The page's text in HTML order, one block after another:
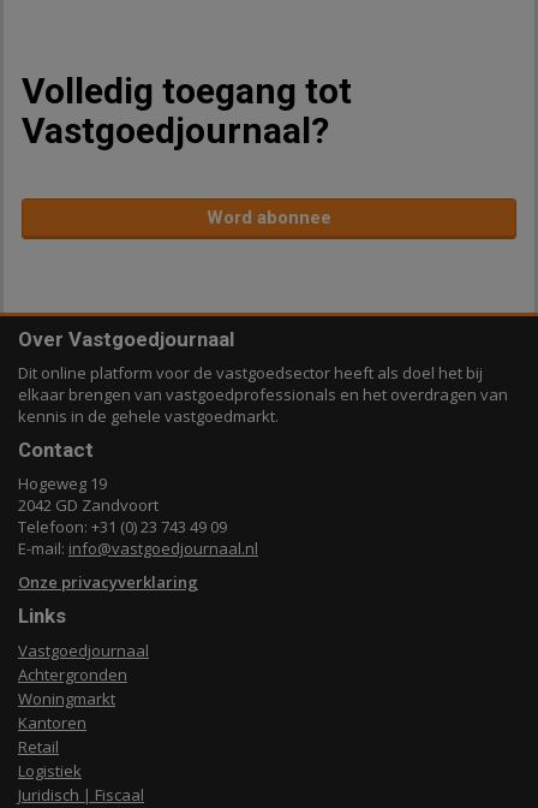
Volledig toegang tot
Vastgoedjournaal?
Word abonnee
Over Vastgoedjournaal
Dit online platform voor de vastgoedsector heeft als doel het bij
elkaar brengen van vastgoedprofessionals en het overdragen van
kennis in de gehele vastgoedmarkt.
Contact
Hogeweg 19
2042 GD Zandvoort
Telefoon: +31 (0) 23 743 49 09
E-mail: info@vastgoedjournaal.nl
Onze privacyverklaring
Links
Vastgoedjournaal
Achtergronden
Woningmarkt
Kantoren
Retail
Logistiek
Juridisch | Fiscaal